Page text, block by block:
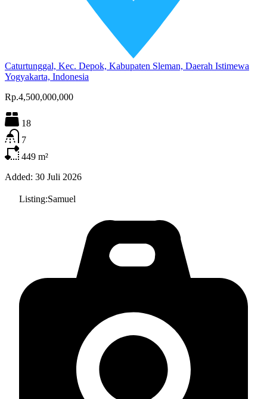
Caturtunggal, Kec. Depok, Kabupaten Sleman, Daerah Istimewa
Yogyakarta, Indonesia
Rp.4,500,000,000
18
7
449 m²
Added: 30 Juli 2026
Listing:Samuel